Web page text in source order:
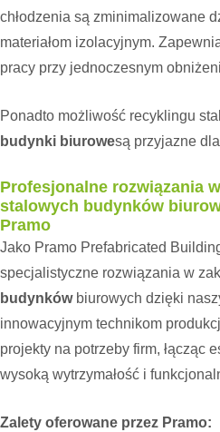
chłodzenia są zminimalizowane
materiałom izolacyjnym.
pracy przy jednoczesnym
Ponadto możliwość recyklingu
budynki biurowesą przyjazne
Profesjonalne rozwiązania
stalowych budynków
Pramo
Jako Pramo Prefabricated
specjalistyczne rozwiązania w
budynkówbiurowych dzięki
innowacyjnym technikom
projekty na potrzeby firm, łącząc
wysoką wytrzymałość i
Zalety oferowane przez Pramo: